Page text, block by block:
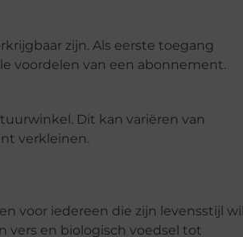
zijn. Als eerste toegang
voordelen van een abonnement.
Dit kan variëren van
verkleinen.
voor iedereen die zijn levensstijl
vers en biologisch voedsel tot